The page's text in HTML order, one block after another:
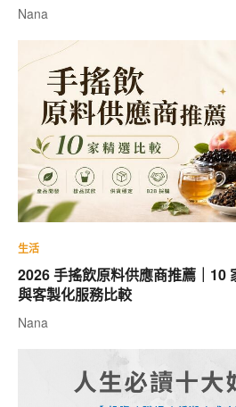
Nana
生活
2026 手搖飲原料供應商推薦｜10
與客製化服務比較
Nana